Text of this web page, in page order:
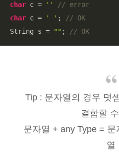
char c = ''
// error
char c = ' ' ;
// OK
String s =
"" ; // OK
Tip : 문자열의 경우 덧
결합할
문자열 + any Type = 문
열